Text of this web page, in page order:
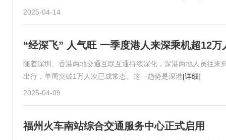
2025-04-14
“经深飞” 人气旺 一季度港人来深乘机超12万
随着深圳、香港两地交通互联互通持续深化，深港两地人员往
出行，单周突破1万人次已成常态。这一趋势是深港[详细]
2025-04-09
福州火车南站综合交通服务中心正式启用